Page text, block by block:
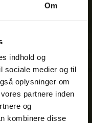
Om
indhold og
sociale medier og til
oplysninger om
partnere inden
og
kombinere disse
alle vores